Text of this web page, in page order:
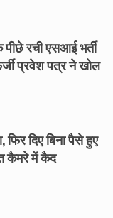
रची एसआई भर्ती
प्रवेश पत्र ने खोल
फिर दिए बिना पैसे हुए
कैमरे में कैद